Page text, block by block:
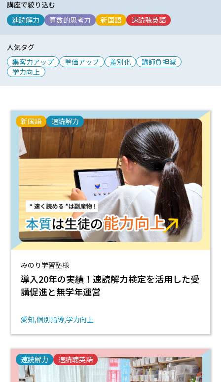
講座で絞り込む
速読解力
算数的思考力 新国語 速読聴英語
人気タグ
集客力アップ
単価アップ 差別化
講師負担減
学力向上
新国語 速読解力
みのり学習塾様
導入20年の実績！速読解力検定を活用した受
講促進と無学年運営
愛知 個別指導 学力向上
速読解力 速読聴英語